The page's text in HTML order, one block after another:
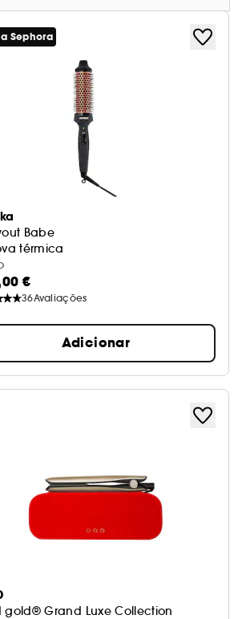
Sephora
Babe
térmica
€
36Avaliações
Adicionar
gold® Grand Luxe Collection